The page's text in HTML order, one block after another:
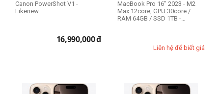
64GB
83x
Canon PowerShot V1 -
Likenew
16,990,000đ
MacBook Pro 16" 2023 - M2
Max 12core, GPU 30core /
RAM 64GB / SSD 1TB -
Liên hệ để biết giá